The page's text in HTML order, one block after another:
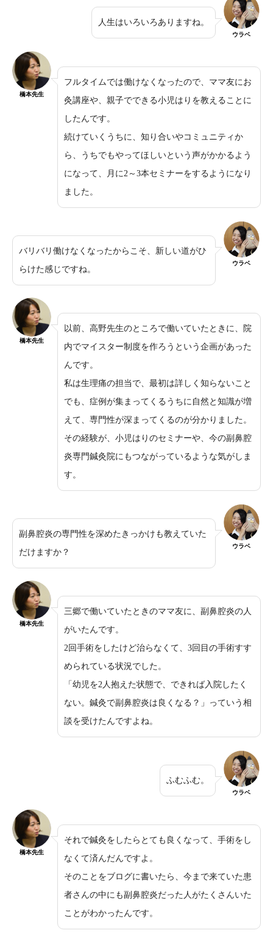
人生はいろいろありますね。
ウラベ
橋本先生
フルタイムでは働けなくなったので、ママ友にお
灸講座や、親子でできる小児はりを教えることに
したんです。
続けていくうちに、知り合いやコミュニティか
ら、うちでもやってほしいという声がかかるよう
になって、月に2～3本セミナーをするようになり
ました。
バリバリ働けなくなったからこそ、新しい道がひ
らけた感じですね。
ウラベ
橋本先生
以前、高野先生のところで働いていたときに、院
内でマイスター制度を作ろうという企画があった
んです。
私は生理痛の担当で、最初は詳しく知らないこと
でも、症例が集まってくるうちに自然と知識が増
えて、専門性が深まってくるのが分かりました。
その経験が、小児はりのセミナーや、今の副鼻腔
炎専門鍼灸院にもつながっているような気がしま
す。
副鼻腔炎の専門性を深めたきっかけも教えていた
だけますか？
ウラベ
橋本先生
三郷で働いていたときのママ友に、副鼻腔炎の人
がいたんです。
2回手術をしたけど治らなくて、3回目の手術すす
められている状況でした。
「幼児を2人抱えた状態で、できれば入院したく
ない。鍼灸で副鼻腔炎は良くなる？」っていう相
談を受けたんですよね。
ふむふむ。
ウラベ
橋本先生
それで鍼灸をしたらとても良くなって、手術をし
なくて済んだんですよ。
そのことをブログに書いたら、今まで来ていた患
者さんの中にも副鼻腔炎だった人がたくさんいた
ことがわかったんです。